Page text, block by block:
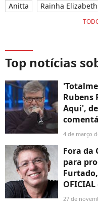
Anitta
Rainha
Top notícias
Rubens
Aqui',
4 de março
Fora da
para
27 de